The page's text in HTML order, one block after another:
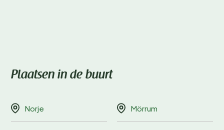
Plaatsen in de buurt
Norje Mörrum